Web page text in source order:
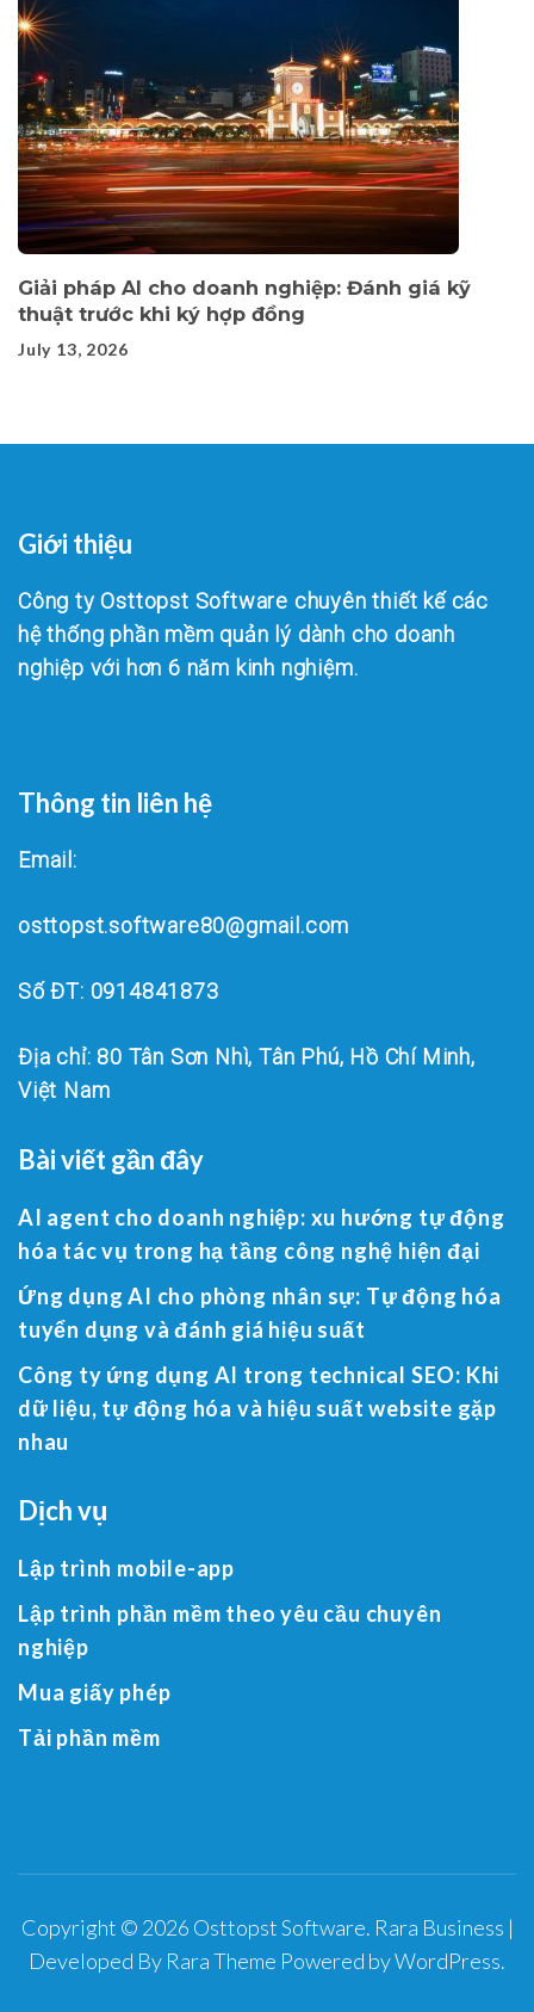
Giải pháp AI cho doanh nghiệp: Đánh giá kỹ
thuật trước khi ký hợp đồng
July 13, 2026
Giới thiệu
Công ty Osttopst Software chuyên thiết kế các
hệ thống phần mềm quản lý dành cho doanh
nghiệp với hơn 6 năm kinh nghiệm.
Thông tin liên hệ
Email:
osttopst.software80@gmail.com
Số ĐT: 0914841873
Địa chỉ: 80 Tân Sơn Nhì, Tân Phú, Hồ Chí Minh,
Việt Nam
Bài viết gần đây
AI agent cho doanh nghiệp: xu hướng tự động
hóa tác vụ trong hạ tầng công nghệ hiện đại
Ứng dụng AI cho phòng nhân sự: Tự động hóa
tuyển dụng và đánh giá hiệu suất
Công ty ứng dụng AI trong technical SEO: Khi
dữ liệu, tự động hóa và hiệu suất website gặp
nhau
Dịch vụ
Lập trình mobile-app
Lập trình phần mềm theo yêu cầu chuyên
nghiệp
Mua giấy phép
Tải phần mềm
Copyright © 2026 Osttopst Software. Rara Business |
Developed By Rara Theme Powered byWordPress.